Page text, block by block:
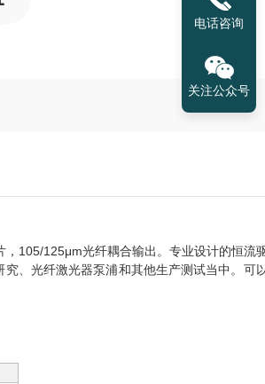
105/125μm光纤耦合输出。专业设计的恒流
、光纤激光器泵浦和其他生产测试当中。可
电话咨询
关注公众号